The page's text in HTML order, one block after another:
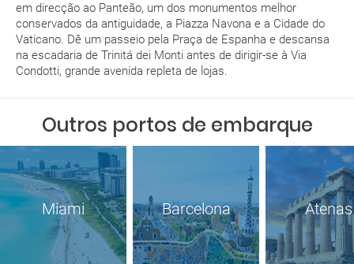
em direcção ao Panteão, um dos monumentos melhor
conservados da antiguidade, a Piazza Navona e a Cidade do
Vaticano. Dê um passeio pela Praça de Espanha e descansa
na escadaria de Trinitá dei Monti antes de dirigir-se à Via
Condotti, grande avenida repleta de lojas.
Outros portos de embarque
Miami Barcelona Atenas